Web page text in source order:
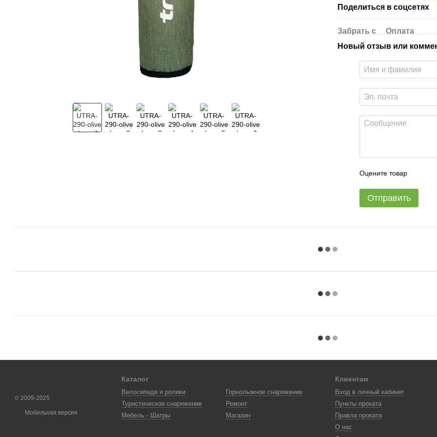
Поделиться в соцсетях
Забрать с
Оплата
Новый отзыв или
Оцените товар
Отправить
© 2009-2025
Мобильная версия
Каталог
Велосипеди и ролики
Туристическое снаряжение
Мебель - Шатры
Горнолыжное снаряжение
Ремонт
Магазин
Клиентам
Вход в личный кабинет
Пункты проката
Правла проката
О нас